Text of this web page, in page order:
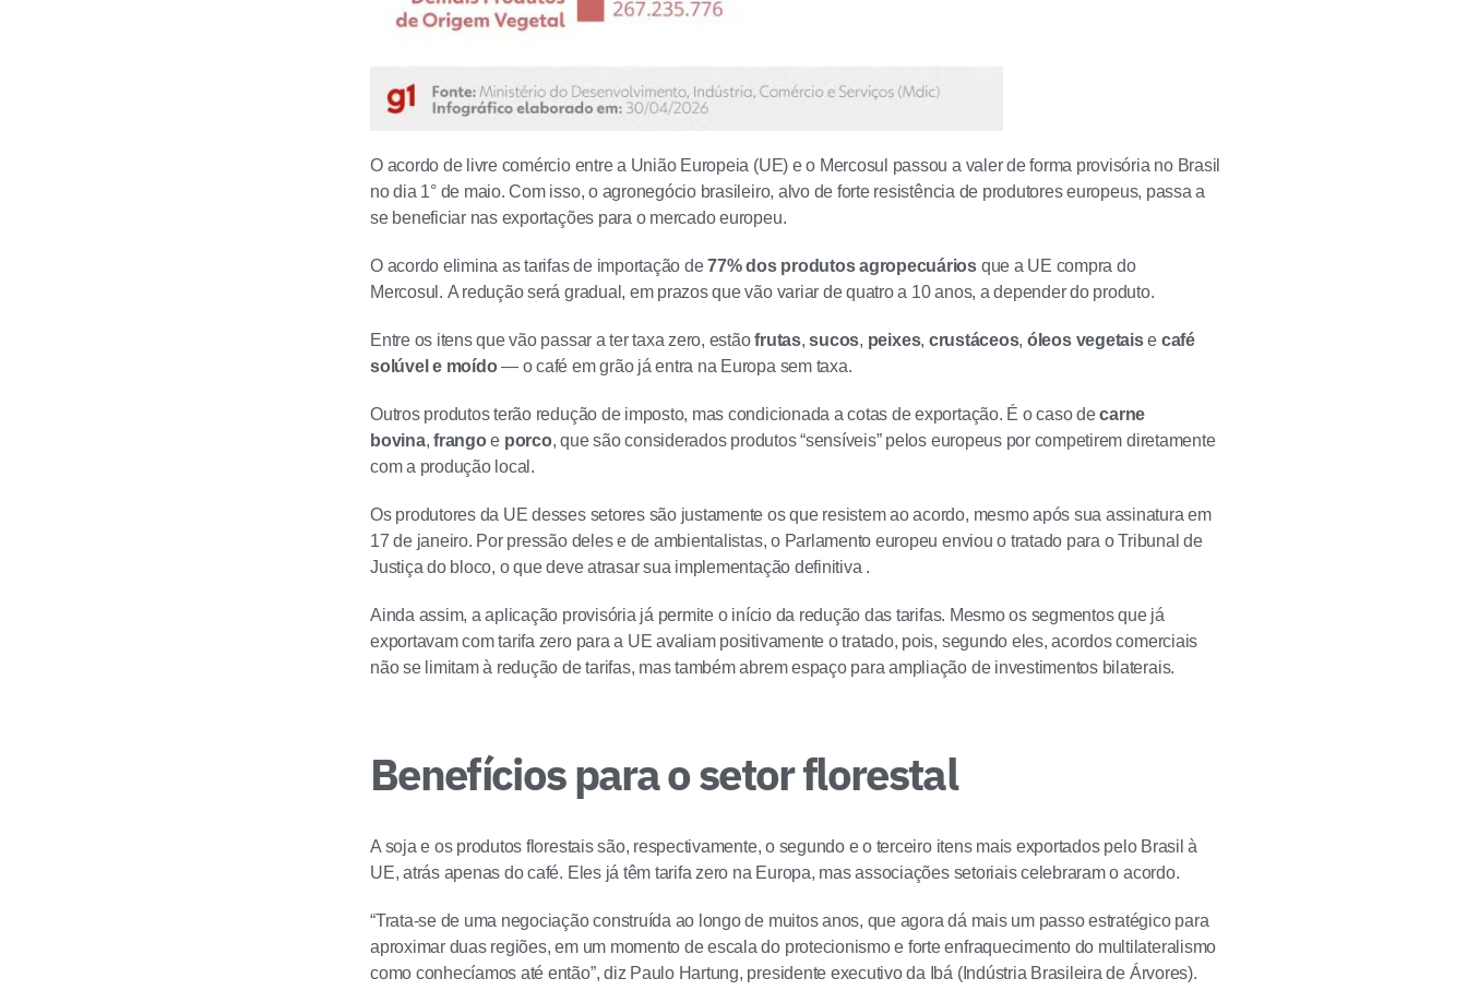
O acordo de livre comércio entre a União Europeia (UE) e o Mercosul passou a valer de forma provisória no Brasil
no dia 1° de maio. Com isso, o agronegócio brasileiro, alvo de forte resistência de produtores europeus, passa a
se beneficiar nas exportações para o mercado europeu.
O acordo elimina as tarifas de importação de77% dos produtos agropecuários que a UE compra do
Mercosul. A redução será gradual, em prazos que vão variar de quatro a 10 anos, a depender do produto.
Entre os itens que vão passar a ter taxa zero, estãofrutas,sucos, peixes, crustáceos, óleos vegetaise café
solúvel e moído— o café em grão já entra na Europa sem taxa.
Outros produtos terão redução de imposto, mas condicionada a cotas de exportação. É o caso decarne
bovina,frangoe porco, que são considerados produtos “sensíveis” pelos europeus por competirem diretamente
com a produção local.
Os produtores da UE desses setores são justamente os que resistem ao acordo, mesmo após sua assinatura em
17 de janeiro. Por pressão deles e de ambientalistas, o Parlamento europeu enviou o tratado para o Tribunal de
Justiça do bloco, o que deve atrasar sua implementação definitiva .
Ainda assim, a aplicação provisória já permite o início da redução das tarifas. Mesmo os segmentos que já
exportavam com tarifa zero para a UE avaliam positivamente o tratado, pois, segundo eles, acordos comerciais
não se limitam à redução de tarifas, mas também abrem espaço para ampliação de investimentos bilaterais.
Benefícios para o setor florestal
A soja e os produtos florestais são, respectivamente, o segundo e o terceiro itens mais exportados pelo Brasil à
UE, atrás apenas do café. Eles já têm tarifa zero na Europa, mas associações setoriais celebraram o acordo.
“Trata-se de uma negociação construída ao longo de muitos anos, que agora dá mais um passo estratégico para
aproximar duas regiões, em um momento de escala do protecionismo e forte enfraquecimento do multilateralismo
como conhecíamos até então”, diz Paulo Hartung, presidente executivo da Ibá (Indústria Brasileira de Árvores).